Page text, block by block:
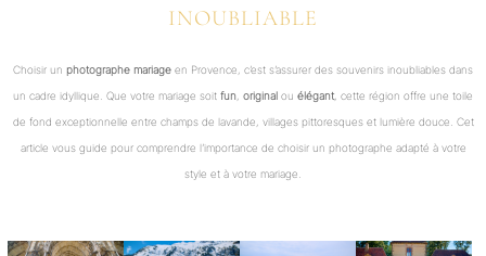
INOUBLIABLE
Choisir un photographe mariage en Provence, c’est s’assurer des souvenirs inoubliables dans
un cadre idyllique. Que votre mariage soit fun original ou élégant , cette région offre une toile
de fond exceptionnelle entre champs de lavande, villages pittoresques et lumière douce. Cet
article vous guide pour comprendre l’importance de choisir un photographe adapté à votre
style et à votre mariage.